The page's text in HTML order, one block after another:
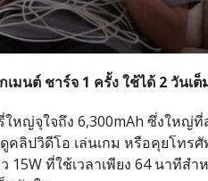
มนต์ ชาร์จ 1 ครั้ง ใช้ได้ 2 วันเต็
หญ่จุใจถึง 6,300mAh ซึ่งใหญ่
คลิปวิดีโอ เล่นเกม หรือคุยโทร
15W ที่ใช้เวลาเพียง 64 นาทีส